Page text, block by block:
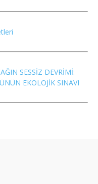
SESSİZ DEVRİMİ:
EKOLOJİK SINAVI